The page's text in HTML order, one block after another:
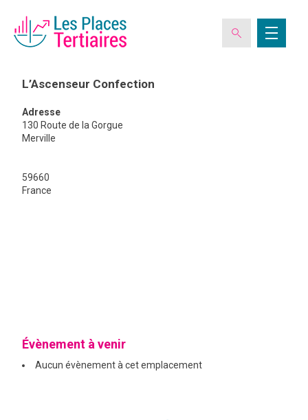
ESPACE ADHÉRENT
PUBLICATIONS
L’Ascenseur Confection
Adresse
130 Route de la Gorgue
Merville
59660
France
Évènement à venir
Aucun évènement à cet emplacement